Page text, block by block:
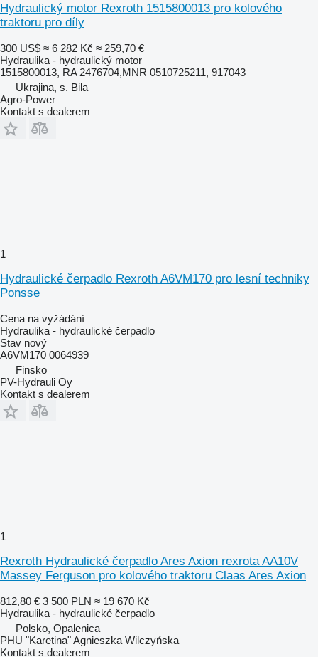
Hydraulický motor Rexroth 1515800013 pro kolového
traktoru pro díly
300 US$ ≈ 6 282 Kč ≈ 259,70 €
Hydraulika - hydraulický motor
1515800013, RA 2476704,MNR 0510725211, 917043
Ukrajina, s. Bila
Agro-Power
Kontakt s dealerem
1
Hydraulické čerpadlo Rexroth A6VM170 pro lesní techniky
Ponsse
Cena na vyžádání
Hydraulika - hydraulické čerpadlo
Stav nový
A6VM170 0064939
Finsko
PV-Hydrauli Oy
Kontakt s dealerem
1
Rexroth Hydraulické čerpadlo Ares Axion rexrota AA10V
Massey Ferguson pro kolového traktoru Claas Ares Axion
812,80 € 3 500 PLN ≈ 19 670 Kč
Hydraulika - hydraulické čerpadlo
Polsko, Opalenica
PHU "Karetina" Agnieszka Wilczyńska
Kontakt s dealerem